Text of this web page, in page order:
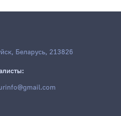
Беларусь, 213826